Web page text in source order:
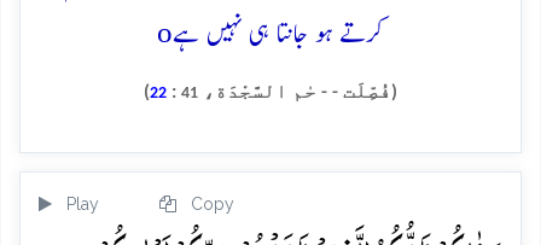
کرتے ہو جانتا ہی نہیں ہےo
(فُصِّلَت - - حٰم السَّجْدَة، 41
:
22
)
Play Copy